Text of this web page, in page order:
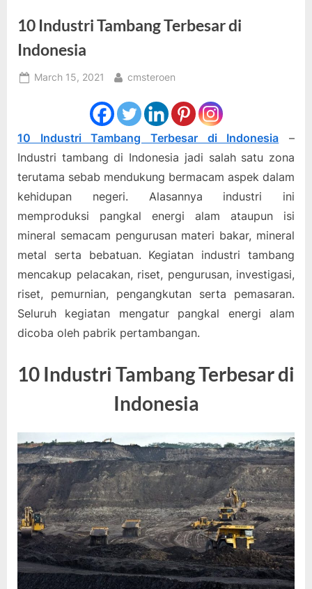
10 Industri Tambang Terbesar di
Indonesia
Posted
March 15, 2021 By
cmsteroen
10 Industri Tambang Terbesar di Indonesia –
Industri tambang di Indonesia jadi salah satu zona
terutama sebab mendukung bermacam aspek dalam
kehidupan negeri. Alasannya industri ini
memproduksi pangkal energi alam ataupun isi
mineral semacam pengurusan materi bakar, mineral
metal serta bebatuan. Kegiatan industri tambang
mencakup pelacakan, riset, pengurusan, investigasi,
riset, pemurnian, pengangkutan serta pemasaran.
Seluruh kegiatan mengatur pangkal energi alam
dicoba oleh pabrik pertambangan.
10 Industri Tambang Terbesar di
Indonesia